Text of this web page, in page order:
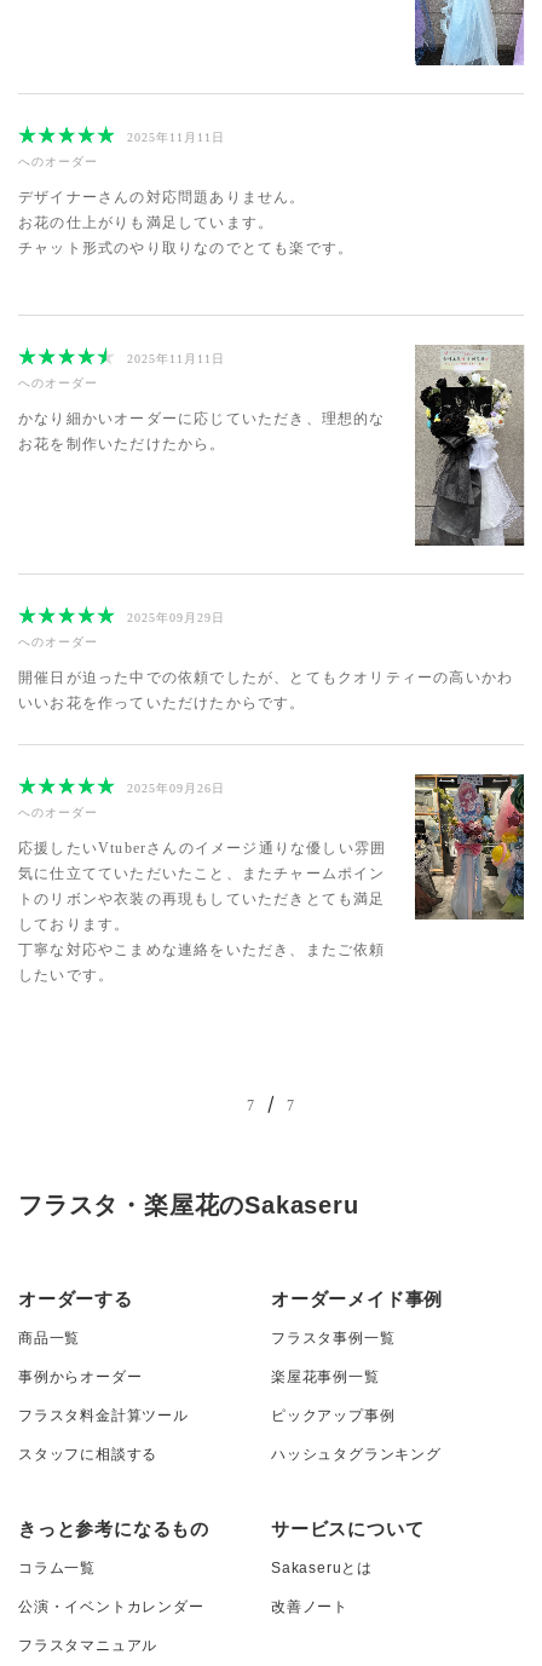
2025年11月11日
へのオーダー
デザイナーさんの対応問題ありません。
お花の仕上がりも満足しています。
チャット形式のやり取りなのでとても楽です。
2025年11月11日
へのオーダー
かなり細かいオーダーに応じていただき、理想的な
お花を制作いただけたから。
2025年09月29日
へのオーダー
開催日が迫った中での依頼でしたが、とてもクオリティーの高いかわ
いいお花を作っていただけたからです。
2025年09月26日
へのオーダー
応援したいVtuberさんのイメージ通りな優しい雰囲
気に仕立てていただいたこと、またチャームポイン
トのリボンや衣装の再現もしていただきとても満足
しております。
丁寧な対応やこまめな連絡をいただき、またご依頼
したいです。
7 / 7
フラスタ・楽屋花のSakaseru
オーダーする
商品一覧
事例からオーダー
フラスタ料金計算ツール
スタッフに相談する
オーダーメイド事例
フラスタ事例一覧
楽屋花事例一覧
ピックアップ事例
ハッシュタグランキング
きっと参考になるもの
コラム一覧
公演・イベントカレンダー
フラスタマニュアル
サービスについて
Sakaseruとは
改善ノート